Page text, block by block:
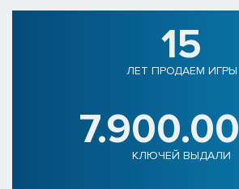
15
ЛЕТ ПРОДАЕМ ИГРЫ
КЛЮЧЕЙ ВЫДАЛИ